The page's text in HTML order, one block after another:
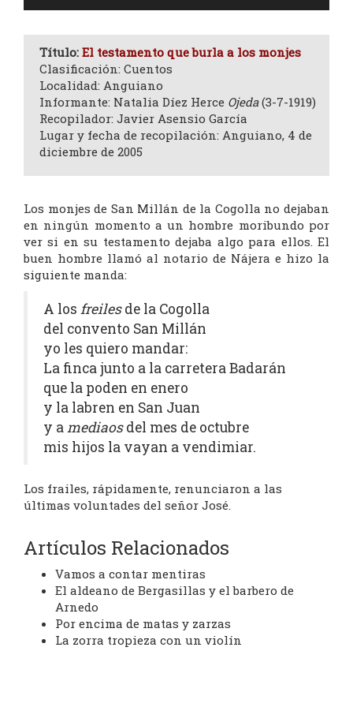
Título: El testamento que burla a los monjes
Clasificación: Cuentos
Localidad: Anguiano
Informante: Natalia Díez Herce Ojeda(3-7-1919)
Recopilador: Javier Asensio García
Lugar y fecha de recopilación: Anguiano, 4 de
diciembre de 2005
Los monjes de San Millán de la Cogolla no dejaban
en ningún momento a un hombre moribundo por
ver si en su testamento dejaba algo para ellos. El
buen hombre llamó al notario de Nájera e hizo la
siguiente manda:
A los freilesde la Cogolla
del convento San Millán
yo les quiero mandar:
La finca junto a la carretera Badarán
que la poden en enero
y la labren en San Juan
y amediaosdel mes de octubre
mis hijos la vayan a vendimiar.
Los frailes, rápidamente, renunciaron a las
últimas voluntades del señor José.
Artículos Relacionados
Vamos a contar mentiras
El aldeano de Bergasillas y el barbero de
Arnedo
Por encima de matas y zarzas
La zorra tropieza con un violín